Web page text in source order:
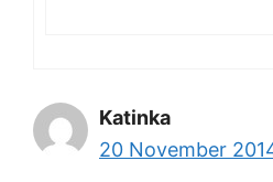
Katinka
20 November